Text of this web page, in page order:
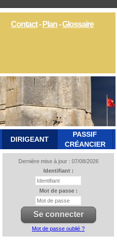
Contact- Plan-Glossaire
DIRIGEANT
PASSIF
CRÉANCIER
Dernière mise à jour : 07/08/2026
Identifiant :
Mot de passe :
Mot de passe oublié ?